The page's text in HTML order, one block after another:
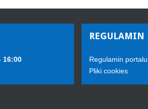
16:00
REGULAMIN
Regulamin portalu
Pliki cookies